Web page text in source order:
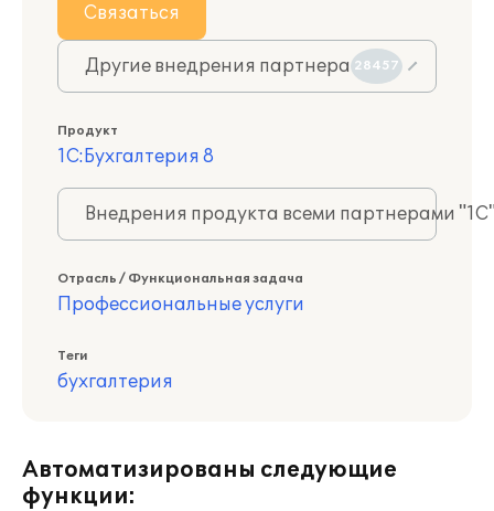
Связаться
Другие внедрения партнера 28457
Продукт
1С:Бухгалтерия 8
Внедрения продукта всеми партнерами
Отрасль / Функциональная задача
Профессиональные услуги
Теги
бухгалтерия
Автоматизированы следующие
функции: